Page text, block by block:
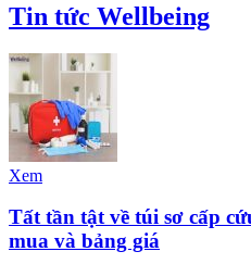
Tin tức Wellbeing
Xem
Tất tần tật về túi sơ cấp
mua và bảng giá